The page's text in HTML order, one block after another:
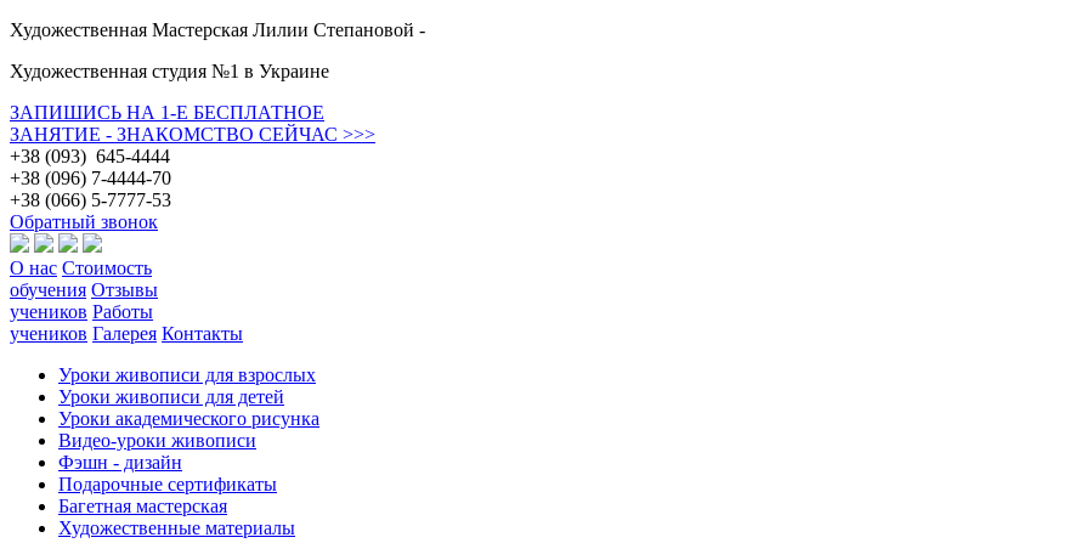
Художественная Мастерская Лилии Степановой -
Художественная студия №1 в Украине
ЗАПИШИСЬ НА 1-Е БЕСПЛАТНОЕ
ЗАНЯТИЕ - ЗНАКОМСТВО СЕЙЧАС >>>
+38 (093) 645-4444
+38 (096) 7-4444-70
+38 (066) 5-7777-53
Обратный звонок
О нас Стоимость
обучения Отзывы
учеников Работы
учеников Галерея Контакты
Уроки живописи для взрослых
Уроки живописи для детей
Уроки академического рисунка
Видео-уроки живописи
Фэшн - дизайн
Подарочные сертификаты
Багетная мастерская
Художественные материалы